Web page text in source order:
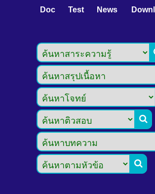
Doc Test News

